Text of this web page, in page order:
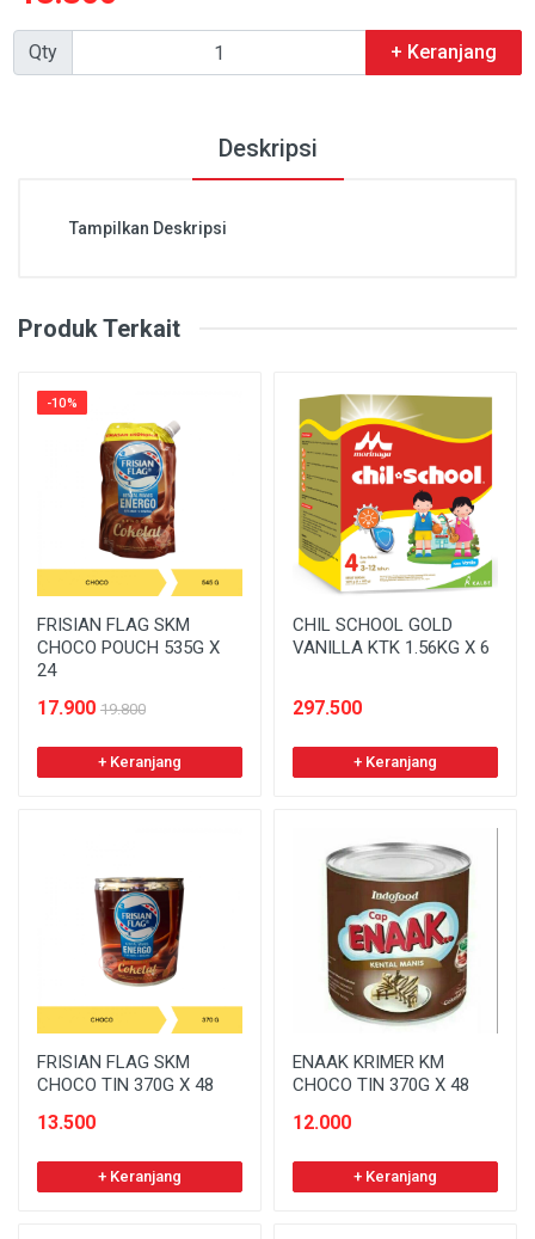
Qty + Keranjang
Deskripsi
Tampilkan Deskripsi
Produk Terkait
-10%
FRISIAN FLAG SKM
CHOCO POUCH 535G X
24
17.900 19.800
+ Keranjang
CHIL SCHOOL GOLD
VANILLA KTK 1.56KG X 6
297.500
+ Keranjang
FRISIAN FLAG SKM
CHOCO TIN 370G X 48
13.500
+ Keranjang
ENAAK KRIMER KM
CHOCO TIN 370G X 48
12.000
+ Keranjang